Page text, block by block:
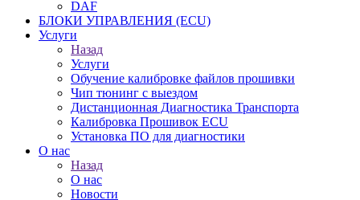
DAF
БЛОКИ УПРАВЛЕНИЯ (ECU)
Услуги
Назад
Услуги
Обучение калибровке файлов прошивки
Чип тюнинг с выездом
Дистанционная Диагностика Транспорта
Калибровка Прошивок ECU
Установка ПО для диагностики
О нас
Назад
О нас
Новости